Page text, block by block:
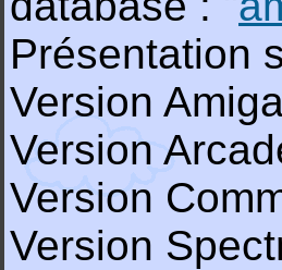
Présentation
Version
Version
Version
Version